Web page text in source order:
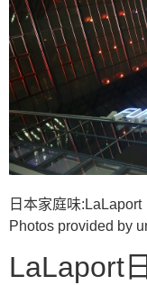
日本家庭味
Photos provided by
LaLaport